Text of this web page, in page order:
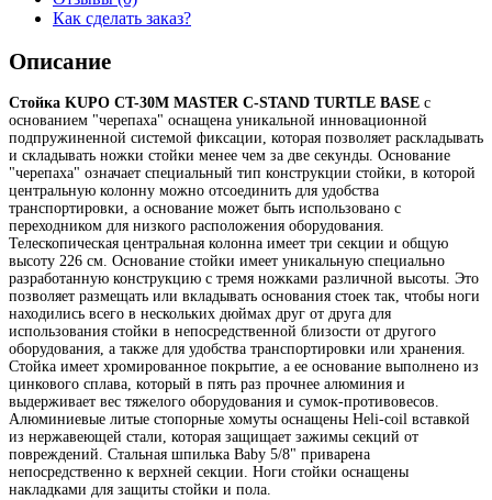
Как сделать заказ?
Описание
Стойка KUPO CT-30M MASTER C-STAND TURTLE BASE с
основанием "черепаха" оснащена уникальной инновационной
подпружиненной системой фиксации, которая позволяет раскладывать
и складывать ножки стойки менее чем за две секунды. Основание
"черепаха" означает специальный тип конструкции стойки, в которой
центральную колонну можно отсоединить для удобства
транспортировки, а основание может быть использовано с
переходником для низкого расположения оборудования.
Телескопическая центральная колонна имеет три секции и общую
высоту 226 см. Основание стойки имеет уникальную специально
разработанную конструкцию с тремя ножками различной высоты. Это
позволяет размещать или вкладывать основания стоек так, чтобы ноги
находились всего в нескольких дюймах друг от друга для
использования стойки в непосредственной близости от другого
оборудования, а также для удобства транспортировки или хранения.
Стойка имеет хромированное покрытие, а ее основание выполнено из
цинкового сплава, который в пять раз прочнее алюминия и
выдерживает вес тяжелого оборудования и сумок-противовесов.
Алюминиевые литые стопорные хомуты оснащены Heli-coil вставкой
из нержавеющей стали, которая защищает зажимы секций от
повреждений. Стальная шпилька Baby 5/8" приварена
непосредственно к верхней секции. Ноги стойки оснащены
накладками для защиты стойки и пола.